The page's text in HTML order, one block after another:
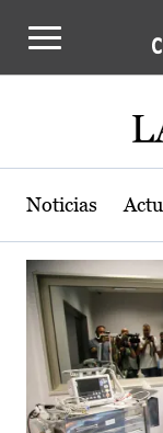
Actualidad
Noticias